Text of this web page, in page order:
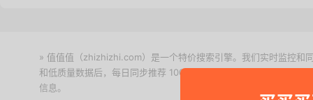
» 值值值（zhizhizhi.com）是一个特价搜索引擎。我们实时监控和
和低质量数据后，每日同步推荐 1000+ 高性价比商品和打折促销
信息。